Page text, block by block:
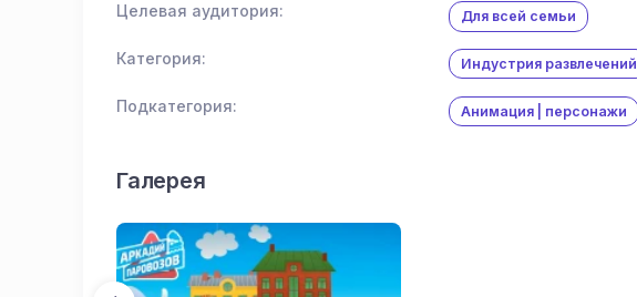
Целевая аудитория: Для всей семьи
Категория: Индустрия развлечений
Подкатегория: Анимация | персонажи
Галерея